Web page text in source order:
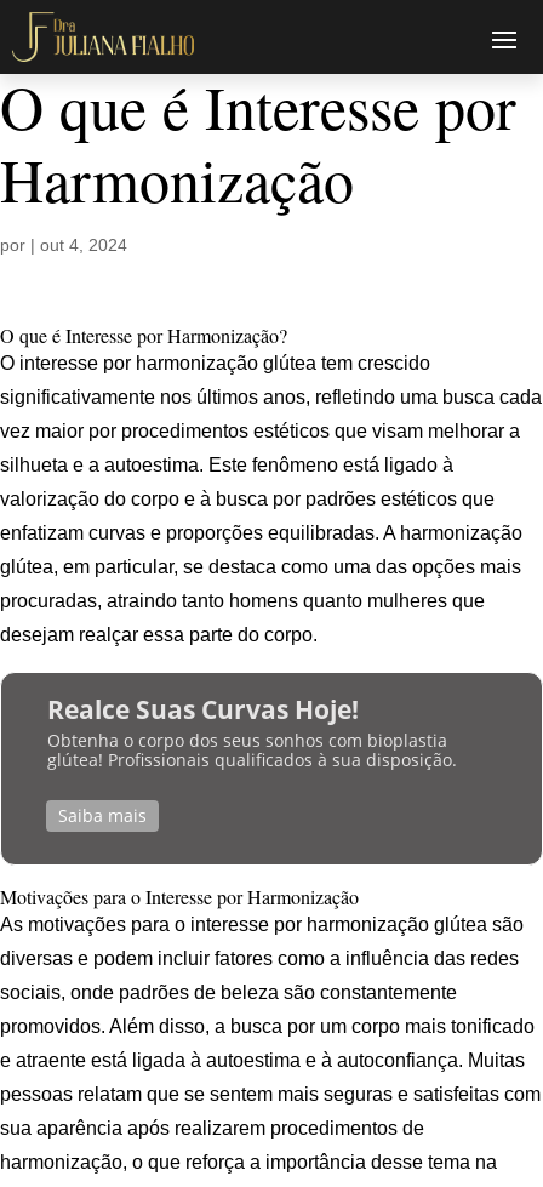
O que é Interesse por
Harmonização
por | out 4, 2024
O que é Interesse por Harmonização?
O interesse por harmonização glútea tem crescido
significativamente nos últimos anos, refletindo uma busca cada
vez maior por procedimentos estéticos que visam melhorar a
silhueta e a autoestima. Este fenômeno está ligado à
valorização do corpo e à busca por padrões estéticos que
enfatizam curvas e proporções equilibradas. A harmonização
glútea, em particular, se destaca como uma das opções mais
procuradas, atraindo tanto homens quanto mulheres que
desejam realçar essa parte do corpo.
Realce Suas Curvas Hoje!
Obtenha o corpo dos seus sonhos com bioplastia
glútea! Profissionais qualificados à sua disposição.
Saiba mais
Motivações para o Interesse por Harmonização
As motivações para o interesse por harmonização glútea são
diversas e podem incluir fatores como a influência das redes
sociais, onde padrões de beleza são constantemente
promovidos. Além disso, a busca por um corpo mais tonificado
e atraente está ligada à autoestima e à autoconfiança. Muitas
pessoas relatam que se sentem mais seguras e satisfeitas com
sua aparência após realizarem procedimentos de
harmonização, o que reforça a importância desse tema na